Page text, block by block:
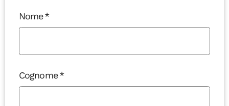
Nome
Cognome